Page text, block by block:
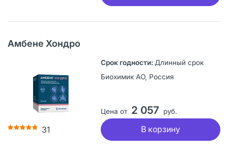
Амбене Хондро
31
Длинный срок
Биохимик АО, Россия
Цена от 2 057 руб.
В корзину